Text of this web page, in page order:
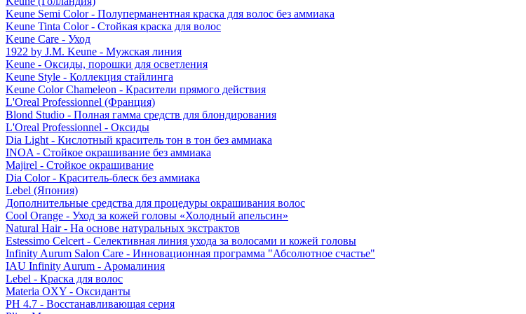
Keune Semi Color - Полуперманентная краска для волос без аммиака
Keune Tinta Color - Стойкая краска для волос
Keune Care - Уход
1922 by J.M. Keune - Мужская линия
Keune - Оксиды, порошки для осветления
Keune Style - Коллекция стайлинга
Keune Color Chameleon - Красители прямого действия
L'Oreal Professionnel (Франция)
Blond Studio - Полная гамма средств для блондирования
L'Oreal Professionnel - Оксиды
Dia Light - Кислотный краситель тон в тон без аммиака
INOA - Стойкое окрашивание без аммиака
Majirel - Стойкое окрашивание
Dia Color - Краситель-блеск без аммиака
Lebel (Япония)
Дополнительные средства для процедуры окрашивания волос
Cool Orange - Уход за кожей головы «Холодный апельсин»
Natural Hair - На основе натуральных экстрактов
Estessimo Celcert - Селективная линия ухода за волосами и кожей головы
Infinity Aurum Salon Care - Инновационная программа "Абсолютное счастье"
IAU Infinity Aurum - Аромалиния
Lebel - Краска для волос
Materia OXY - Оксиданты
PH 4.7 - Восстанавливающая серия